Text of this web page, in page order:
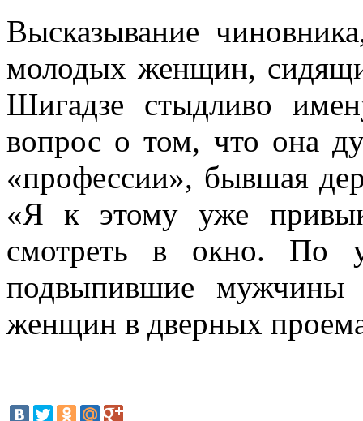
Высказывание
молодых женщин,
Шигадзе стыдливо
вопрос о том, что она
«профессии», бывшая
«Я к этому уже
смотреть в окно. По
подвыпившие мужчины
женщин в дверных